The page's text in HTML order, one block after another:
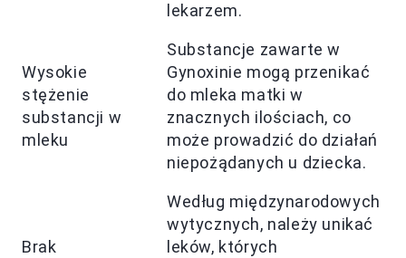
lekarzem.
Wysokie
stężenie
substancji w
mleku
Substancje zawarte w
Gynoxinie mogą przenikać
do mleka matki w
znacznych ilościach, co
może prowadzić do działań
niepożądanych u dziecka.
Brak
Według międzynarodowych
wytycznych, należy unikać
leków, których